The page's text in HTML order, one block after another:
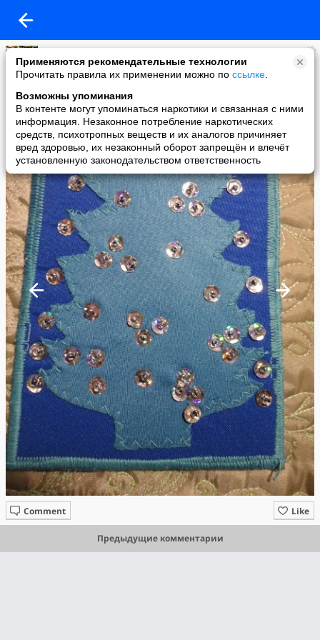
Применяются рекомендательные технологии
Прочитать правила их применении можно по ссылке
Возможны упоминания
В контенте могут упоминаться наркотики и связанная с ними
информация. Незаконное потребление наркотических
средств, психотропных веществ и их аналогов причиняет
вред здоровью, их незаконный оборот запрещён и влечёт
установленную законодательством ответственность
гнеушева маиса
added a photo
23 Dec в 00:24
Like
Comment
Предыдущие комментарии